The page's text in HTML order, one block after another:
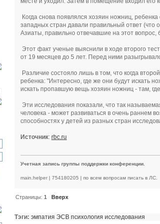
Когда снова появлялся хозяин ножниц,
западных стран давали правильный ответ (что
Азиаты, правильно отвечавшие на этот
Этот факт ученые выяснили в ходе второго
от 19 месяцев до 5 лет. Перед ними
Различие состояло лишь в том, что когда
ребенка: "Интересно, где же они будут искать
искать пропавшую вещь хозяин ножниц - там,
Эти исследования показали, что так
человека - может развиваться в очень раннем
способностях у детей из разных стран
Источник: rbc.ru
Учетная запись группы поддержки конференции.
main.helper | 754180205 | по всем вопросам писать в ЛС.
Страницы:1
Вверх
Тэги: эмпатия ЭСВ психология исследования